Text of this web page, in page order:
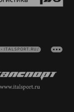
ITALSPORT.RU/